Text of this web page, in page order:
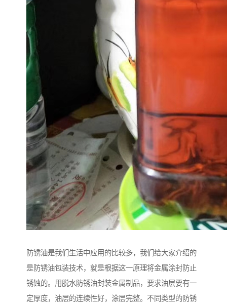
防锈油是我们生活中应用的比较多，我们给大家介绍的
是防锈油包装技术，就是根据这一原理将金属涂封防止
锈蚀的。用脱水防锈油封装金属制品，要求油层要有一
定厚度，油层的连续性好，涂层完整。不同类型的防锈